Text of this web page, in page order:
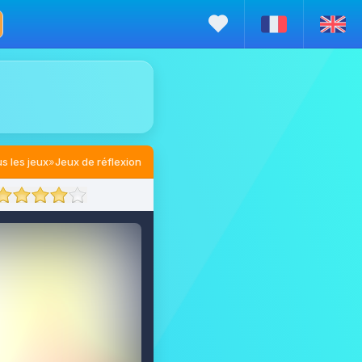
les jeux»Jeux de réflexion